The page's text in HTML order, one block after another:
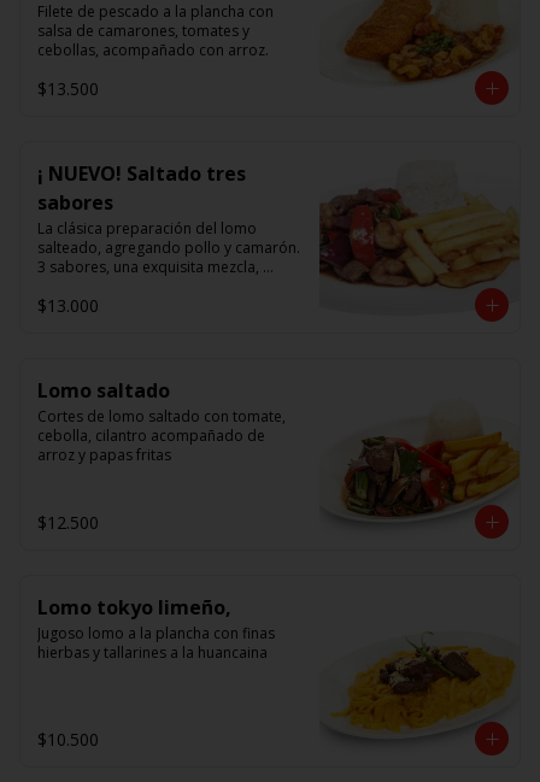
Filete de pescado a la plancha con
salsa de camarones, tomates y
cebollas, acompañado con arroz.
$13.500
¡ NUEVO! Saltado tres
sabores
La clásica preparación del lomo
salteado, agregando pollo y camarón.
3 sabores, una exquisita mezcla,
$13.000
Lomo saltado
Cortes de lomo saltado con tomate,
cebolla, cilantro acompañado de
arroz y papas fritas
$12.500
Lomo tokyo limeño,
Jugoso lomo a la plancha con finas
hierbas y tallarines a la huancaina
$10.500